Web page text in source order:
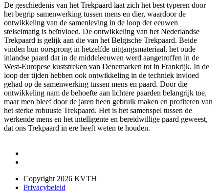
De geschiedenis van het Trekpaard laat zich het best typeren door
het begrip samenwerking tussen mens en dier, waardoor de
ontwikkeling van de samenleving in de loop der eeuwen
stelselmatig is beïnvloed. De ontwikkeling van het Nederlandse
Trekpaard is gelijk aan die van het Belgische Trekpaard. Beide
vinden hun oorsprong in hetzelfde uitgangsmateriaal, het oude
inlandse paard dat in de middeleeuwen werd aangetroffen in de
West-Europese kuststreken van Denemarken tot in Frankrijk. In de
loop der tijden hebben ook ontwikkeling in de techniek invloed
gehad op de samenwerking tussen mens en paard. Door die
ontwikkeling nam de behoefte aan lichtere paarden belangrijk toe,
maar men bleef door de jaren heen gebruik maken en profiteren van
het sterke robuuste Trekpaard. Het is het samenspel tussen de
werkende mens en het intelligente en bereidwillige paard geweest,
dat ons Trekpaard in ere heeft weten te houden.
Copyright 2026 KVTH
Privacybeleid